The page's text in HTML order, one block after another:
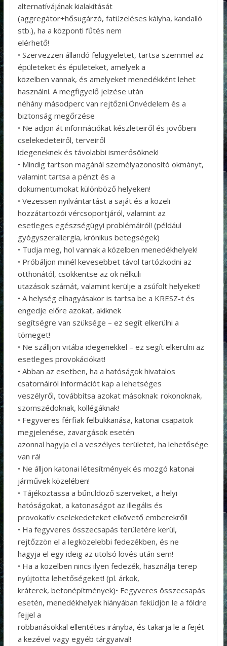
alternatívájának kialakítását
(aggregátor+hősugárzó, fatüzeléses kályha, kandalló
stb.), ha a központi fűtés nem
elérhető!
• Szervezzen állandó felügyeletet, tartsa szemmel az
épületeket és épületeket, amelyek a
közelben vannak, és amelyeket menedékként lehet
használni. A megfigyelő jelzése után
néhány másodperc van rejtőzni.Önvédelem és a
biztonság megőrzése
• Ne adjon át információkat készleteiről és jövőbeni
cselekedeteiről, terveiről
idegeneknek és távolabbi ismerősöknek!
• Mindig tartson magánál személyazonosító okmányt,
valamint tartsa a pénzt és a
dokumentumokat különböző helyeken!
• Vezessen nyilvántartást a saját és a közeli
hozzátartozói vércsoportjáról, valamint az
esetleges egészségügyi problémáiról! (például
gyógyszerallergia, krónikus betegségek)
• Tudja meg, hol vannak a közelben menedékhelyek!
• Próbáljon minél kevesebbet távol tartózkodni az
otthonától, csökkentse az ok nélküli
utazások számát, valamint kerülje a zsúfolt helyeket!
• A helység elhagyásakor is tartsa be a KRESZ-t és
engedje előre azokat, akiknek
segítségre van szüksége – ez segít elkerülni a
tömeget!
• Ne szálljon vitába idegenekkel – ez segít elkerülni az
esetleges provokációkat!
• Abban az esetben, ha a hatóságok hivatalos
csatornáiról információt kap a lehetséges
veszélyről, továbbítsa azokat másoknak: rokonoknak,
szomszédoknak, kollégáknak!
• Fegyveres férfiak felbukkanása, katonai csapatok
megjelenése, zavargások esetén
azonnal hagyja el a veszélyes területet, ha lehetősége
van rá!
• Ne álljon katonai létesítmények és mozgó katonai
járművek közelében!
• Tájékoztassa a bűnüldöző szerveket, a helyi
hatóságokat, a katonaságot az illegális és
provokatív cselekedeteket elkövető emberekről!
• Ha fegyveres összecsapás területére kerül,
rejtőzzön el a legközelebbi fedezékben, és ne
hagyja el egy ideig az utolsó lövés után sem!
• Ha a közelben nincs ilyen fedezék, használja terep
nyújtotta lehetőségeket! (pl. árkok,
kráterek, betonépítmények)• Fegyveres összecsapás
esetén, menedékhelyek hiányában feküdjön le a földre
fejjel a
robbanásokkal ellentétes irányba, és takarja le a fejét
a kezével vagy egyéb tárgyaival!